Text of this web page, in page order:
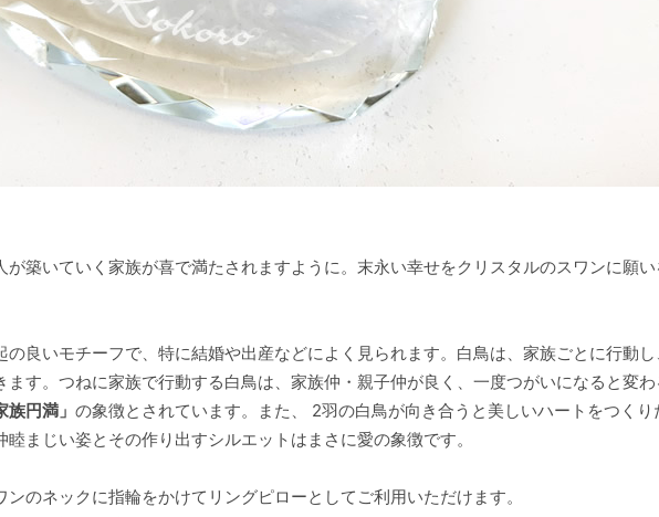
が築いていく家族が喜で満たされますように。末永い幸せをクリスタルのスワンに願
の良いモチーフで、特に結婚や出産などによく見られます。白鳥は、家族ごとに行動
ます。つねに家族で行動する白鳥は、家族仲・親子仲が良く、一度つがいになると変
円満」 の象徴とされています。また、 2羽の白鳥が向き合うと美しいハートをつくり
まじい姿とその作り出すシルエットはまさに愛の象徴です。
のネックに指輪をかけてリングピローとしてご利用いただけます。